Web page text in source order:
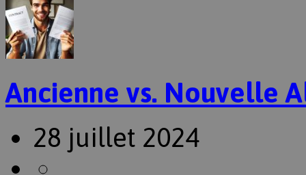
Ancienne vs. Nouvelle
28 juillet 2024